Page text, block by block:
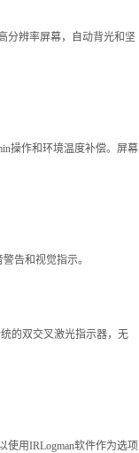
分辨率屏幕，自动背光和坚
操作和环境温度补偿。屏幕
告和视觉指示。
的双交叉激光指示器，无
使用IRLogman软件作为选项